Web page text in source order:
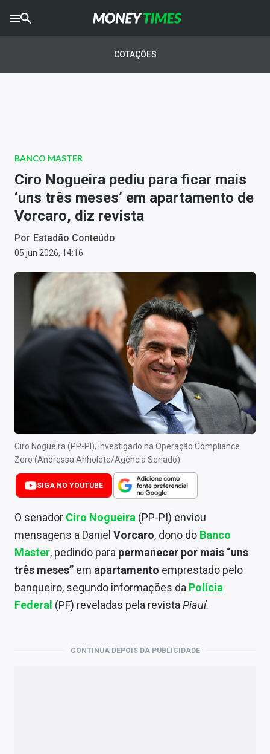
AGROTIMES
Newsletters
Money Trader
Anuncie
Últimas Notícias
Newsletters
Cotações
Comprar ou vender?
Carteiras Recomendadas
Central de Dividendos
Central de Fundos Imobiliários
Renda Fixa
Finanças Pessoais
Mercados
Empresas
Brasil
COTAÇÕES
BANCO MASTER
Ciro Nogueira pediu para ficar mais
‘uns três meses’ em apartamento de
Vorcaro, diz revista
Por Estadão Conteúdo
05 jun 2026, 14:16
Ciro Nogueira (PP-PI), investigado na Operação Compliance
Zero (Andressa Anholete/Agência Senado)
SIGA NO YOUTUBE
O senador Ciro Nogueira (PP-PI) enviou
mensagens a Daniel Vorcaro, dono do Banco
Master, pedindo para permanecer por mais “uns
três meses” em apartamento emprestado pelo
banqueiro, segundo informações da Polícia
Federal (PF) reveladas pela revista Piauí.
CONTINUA DEPOIS DA PUBLICIDADE